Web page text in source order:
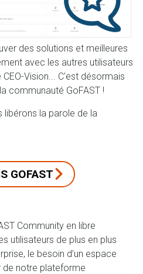
des solutions et meilleures
avec les autres utilisateurs
Vision... C'est désormais
communauté GoFAST !
libérons la parole de la
GOFAST
Community en libre
utilisateurs de plus en plus
le besoin d’un espace
de notre plateforme